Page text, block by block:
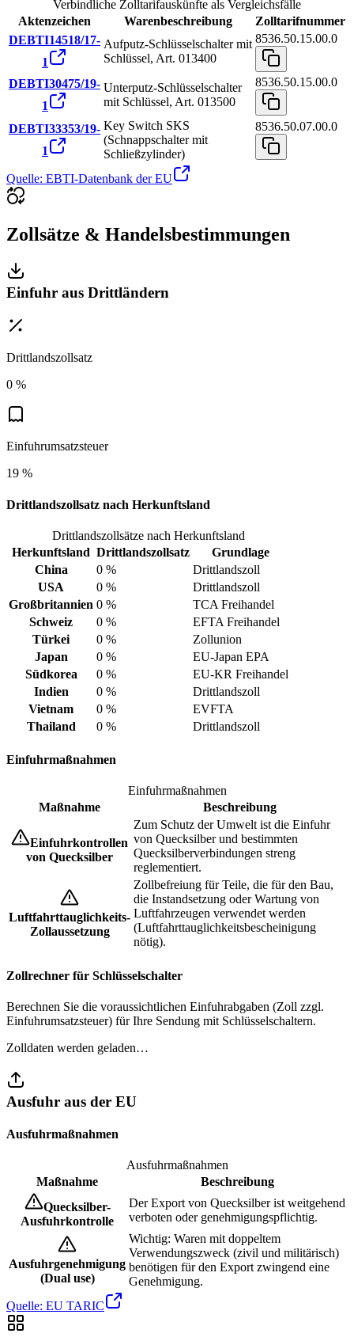
Verbindliche Zolltarifauskünfte als Vergleichsfälle
Aktenzeichen
Warenbeschreibung
Zolltarifnummer
DEBTI14518/17-
1
Aufputz-Schlüsselschalter mit
Schlüssel, Art. 013400
8536.50.15.00.0
DEBTI30475/19-
1
Unterputz-Schlüsselschalter
mit Schlüssel, Art. 013500
8536.50.15.00.0
DEBTI33353/19-
1
Key Switch SKS
(Schnappschalter mit
Schließzylinder)
8536.50.07.00.0
Quelle: EBTI-Datenbank der EU
Zollsätze & Handelsbestimmungen
Einfuhr aus Drittländern
Drittlandszollsatz
0 %
Einfuhrumsatzsteuer
19 %
Drittlandszollsatz nach Herkunftsland
Drittlandszollsätze nach Herkunftsland
Herkunftsland Drittlandszollsatz
Grundlage
China
0 %
Drittlandszoll
USA
0 %
Drittlandszoll
Großbritannien 0 %
TCA Freihandel
Schweiz
0 %
EFTA Freihandel
Türkei
0 %
Zollunion
Japan
0 %
EU-Japan EPA
Südkorea
0 %
EU-KR Freihandel
Indien
0 %
Drittlandszoll
Vietnam
0 %
EVFTA
Thailand
0 % Drittlandszoll
Einfuhrmaßnahmen
Einfuhrmaßnahmen
Maßnahme
Beschreibung
Einfuhrkontrollen
von Quecksilber
Zum Schutz der Umwelt ist die Einfuhr
von Quecksilber und bestimmten
Quecksilberverbindungen streng
reglementiert.
Luftfahrttauglichkeits-
Zollaussetzung
Zollbefreiung für Teile, die für den Bau,
die Instandsetzung oder Wartung von
Luftfahrzeugen verwendet werden
(Luftfahrttauglichkeitsbescheinigung
nötig).
Zollrechner für Schlüsselschalter
Berechnen Sie die voraussichtlichen Einfuhrabgaben (Zoll zzgl.
Einfuhrumsatzsteuer) für Ihre Sendung mit Schlüsselschaltern.
Zolldaten werden geladen…
Ausfuhr aus der EU
Ausfuhrmaßnahmen
Ausfuhrmaßnahmen
Maßnahme
Beschreibung
Quecksilber-
Ausfuhrkontrolle
Der Export von Quecksilber ist weitgehend
verboten oder genehmigungspflichtig.
Ausfuhrgenehmigung
(Dual use)
Wichtig: Waren mit doppeltem
Verwendungszweck (zivil und militärisch)
benötigen für den Export zwingend eine
Genehmigung.
Quelle: EU TARIC